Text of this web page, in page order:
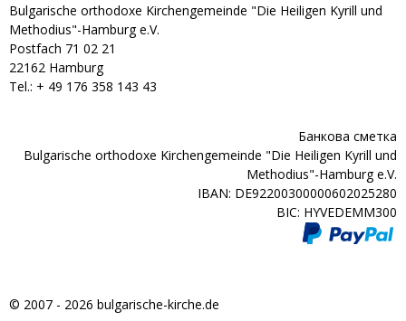
Bulgarische orthodoxe Kirchengemeinde "Die Heiligen Kyrill und
Methodius"-Hamburg e.V.
Postfach 71 02 21
22162 Hamburg
Tel.: + ‭49 176 358 143 43‬
Банкова сметка
Bulgarische orthodoxe Kirchengemeinde "Die Heiligen Kyrill und
Methodius"-Hamburg e.V.
IBAN: DE92200300000602025280
BIC: HYVEDEMM300
© 2007 - 2026 bulgarische-kirche.de